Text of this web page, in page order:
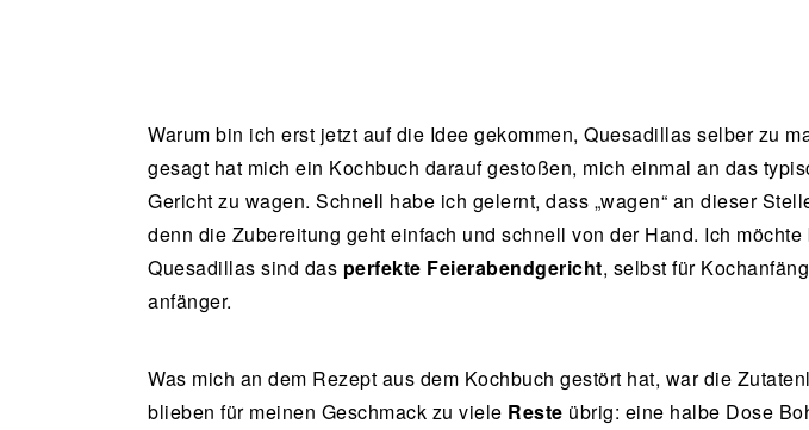
Warum bin ich erst jetzt auf die Idee gekommen, Quesadillas selber zu
gesagt hat mich ein Kochbuch darauf gestoßen, mich einmal an das
Gericht zu wagen. Schnell habe ich gelernt, dass „wagen“ an dieser
denn die Zubereitung geht einfach und schnell von der Hand. Ich möchte
Quesadillas sind das perfekte Feierabendgericht, selbst für
anfänger.
Was mich an dem Rezept aus dem Kochbuch gestört hat, war die
blieben für meinen Geschmack zu viele Reste übrig: eine halbe Dose